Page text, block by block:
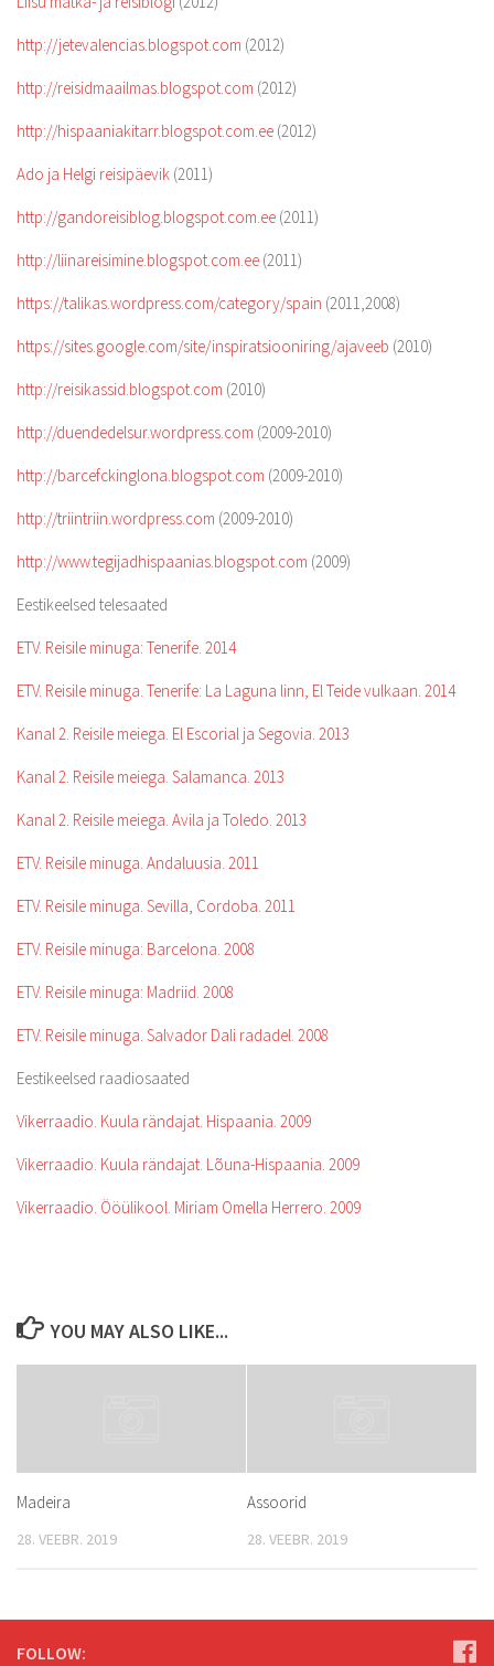
http://jetevalencias.blogspot.com (2012)
http://reisidmaailmas.blogspot.com (2012)
http://hispaaniakitarr.blogspot.com.ee (2012)
Ado ja Helgi reisipäevik (2011)
http://gandoreisiblog.blogspot.com.ee (2011)
http://liinareisimine.blogspot.com.ee (2011)
https://talikas.wordpress.com/category/spain (2011,2008)
https://sites.google.com/site/inspiratsiooniring/ajaveeb (2010)
http://reisikassid.blogspot.com (2010)
http://duendedelsur.wordpress.com (2009-2010)
http://barcefckinglona.blogspot.com (2009-2010)
http://triintriin.wordpress.com (2009-2010)
http://www.tegijadhispaanias.blogspot.com (2009)
Eestikeelsed telesaated
ETV. Reisile minuga: Tenerife. 2014
ETV. Reisile minuga. Tenerife: La Laguna linn, El Teide vulkaan. 2014
Kanal 2. Reisile meiega. El Escorial ja Segovia. 2013
Kanal 2. Reisile meiega. Salamanca. 2013
Kanal 2. Reisile meiega. Avila ja Toledo. 2013
ETV. Reisile minuga. Andaluusia. 2011
ETV. Reisile minuga. Sevilla, Cordoba. 2011
ETV. Reisile minuga: Barcelona. 2008
ETV. Reisile minuga: Madriid. 2008
ETV. Reisile minuga. Salvador Dali radadel. 2008
Eestikeelsed raadiosaated
Vikerraadio. Kuula rändajat. Hispaania. 2009
Vikerraadio. Kuula rändajat. Lõuna-Hispaania. 2009
Vikerraadio. Ööülikool. Miriam Omella Herrero. 2009
YOU MAY ALSO LIKE...
Madeira
28. VEEBR. 2019
Assoorid
28. VEEBR. 2019
FOLLOW: